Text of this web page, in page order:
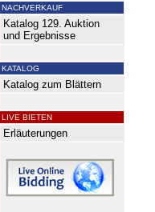
NACHVERKAUF
Katalog 129. Auktion
und Ergebnisse
KATALOG
Katalog zum Blättern
LIVE BIETEN
Erläuterungen